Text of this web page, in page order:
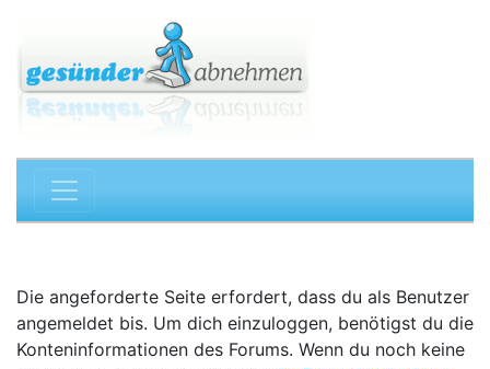
Die angeforderte Seite erfordert, dass du als Benutzer
angemeldet bis. Um dich einzuloggen, benötigst du die
Konteninformationen des Forums. Wenn du noch keine